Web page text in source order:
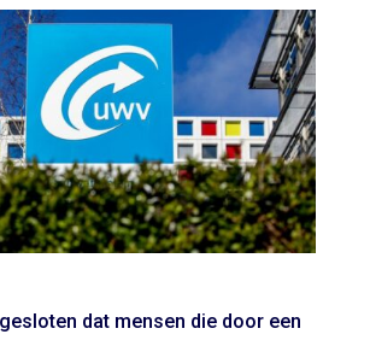
dat mensen die door een